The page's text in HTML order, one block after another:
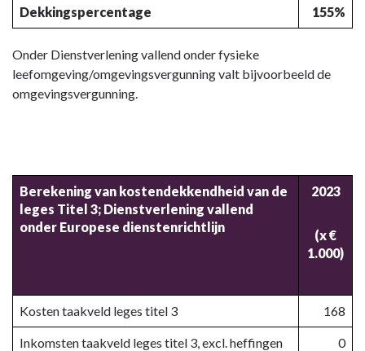
Dekkingspercentage 155%
Onder Dienstverlening vallend onder fysieke
leefomgeving/omgevingsvergunning valt bijvoorbeeld de
omgevingsvergunning.
Berekening van kostendekkendheid van de
leges Titel 3; Dienstverlening vallend
onder Europese dienstenrichtlijn
2023
(x €
1.000)
Kosten taakveld leges titel 3 168
Inkomsten taakveld leges titel 3, excl. heffingen 0